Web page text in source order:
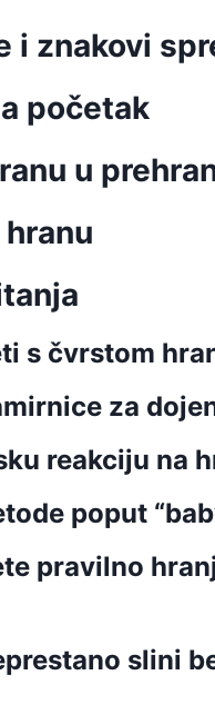
i znakovi
početak
u
s čvrstom
za
reakciju na
poput
pravilno
slini